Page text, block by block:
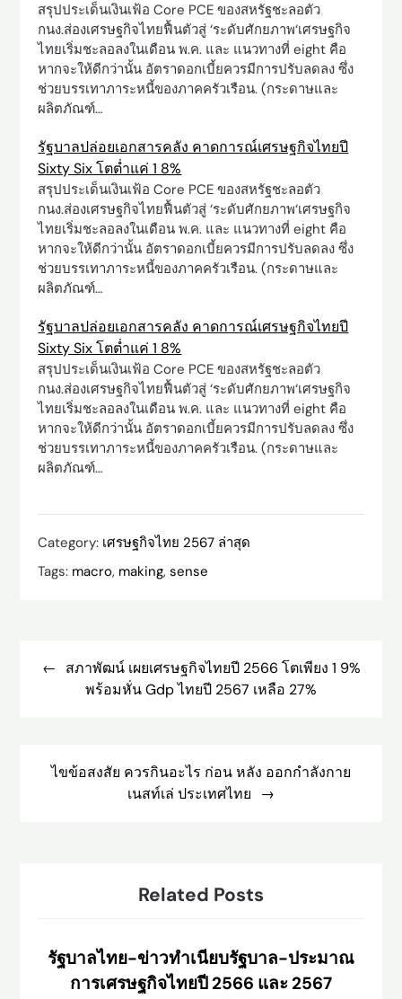
สรุปประเด็นเงินเฟ้อ Core PCE ของสหรัฐชะลอตัว
กนง.ส่องเศรษฐกิจไทยฟื้นตัวสู่ ‘ระดับศักยภาพ‘เศรษฐกิจ
ไทยเริ่มชะลอลงในเดือน พ.ค. และ แนวทางที่ eight คือ
หากจะให้ดีกว่านั้น อัตราดอกเบี้ยควรมีการปรับลดลง ซึ่ง
ช่วยบรรเทาภาระหนี้ของภาคครัวเรือน. (กระดาษและ
ผลิตภัณฑ์…
รัฐบาลปล่อยเอกสารคลัง คาดการณ์เศรษฐกิจไทยปี
Sixty Six โตต่ำแค่ 1 8%
สรุปประเด็นเงินเฟ้อ Core PCE ของสหรัฐชะลอตัว
กนง.ส่องเศรษฐกิจไทยฟื้นตัวสู่ ‘ระดับศักยภาพ‘เศรษฐกิจ
ไทยเริ่มชะลอลงในเดือน พ.ค. และ แนวทางที่ eight คือ
หากจะให้ดีกว่านั้น อัตราดอกเบี้ยควรมีการปรับลดลง ซึ่ง
ช่วยบรรเทาภาระหนี้ของภาคครัวเรือน. (กระดาษและ
ผลิตภัณฑ์…
รัฐบาลปล่อยเอกสารคลัง คาดการณ์เศรษฐกิจไทยปี
Sixty Six โตต่ำแค่ 1 8%
สรุปประเด็นเงินเฟ้อ Core PCE ของสหรัฐชะลอตัว
กนง.ส่องเศรษฐกิจไทยฟื้นตัวสู่ ‘ระดับศักยภาพ‘เศรษฐกิจ
ไทยเริ่มชะลอลงในเดือน พ.ค. และ แนวทางที่ eight คือ
หากจะให้ดีกว่านั้น อัตราดอกเบี้ยควรมีการปรับลดลง ซึ่ง
ช่วยบรรเทาภาระหนี้ของภาคครัวเรือน. (กระดาษและ
ผลิตภัณฑ์…
Category: เศรษฐกิจไทย 2567 ล่าสุด
Tags: macro, making,sense
navigation
สภาพัฒน์ เผยเศรษฐกิจไทยปี 2566 โตเพียง 1 9%
พร้อมหั่น Gdp ไทยปี 2567 เหลือ 27%
ไขข้อสงสัย ควรกินอะไร ก่อน หลัง ออกกำลังกาย
เนสท์เล่ ประเทศไทย
Related Posts
รัฐบาลไทย-ข่าวทำเนียบรัฐบาล-ประมาณ
การเศรษฐกิจไทยปี 2566 และ 2567